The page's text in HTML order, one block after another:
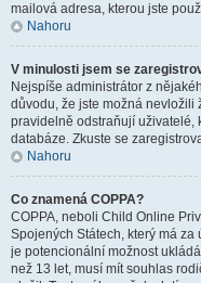
mailová adresa, kterou jste
Nahoru
V minulosti jsem se
Nejspíše administrátor z
důvodu, že jste možná nevložili
pravidelně odstraňují uživatelé,
databáze. Zkuste se
Nahoru
Co znamená COPPA?
COPPA, neboli Child Online
Spojených Státech, který má za
je potencionální možnost
než 13 let, musí mít souhlas